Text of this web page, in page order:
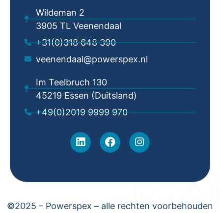
Wildeman 2
3905 TL Veenendaal
+31(0)318 648 390
veenendaal@powerspex.nl
Im Teelbruch 130
45219 Essen (Duitsland)
+49(0)2019 9999 970
©2025 – Powerspex – alle rechten voorbehouden